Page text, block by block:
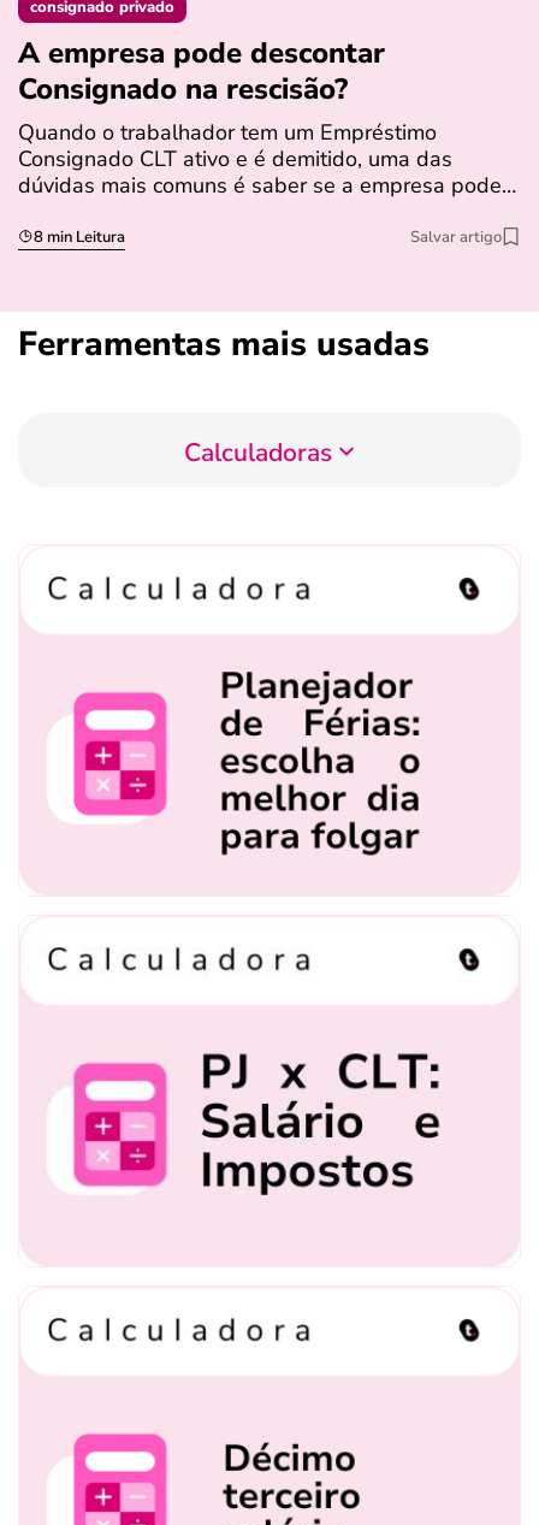
consignado privado
A empresa pode descontar
Consignado na rescisão​?
Quando o trabalhador tem um Empréstimo
Consignado CLT ativo e é demitido, uma das
dúvidas mais comuns é saber se a empresa pode…
8 min Leitura Salvar artigo
Ferramentas mais usadas
Calculadoras